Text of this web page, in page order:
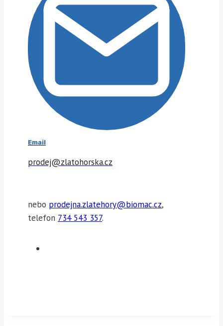
Email
prodej@zlatohorska.cz
nebo prodejna.zlatehory@biomac.cz,
telefon 734 543 357.